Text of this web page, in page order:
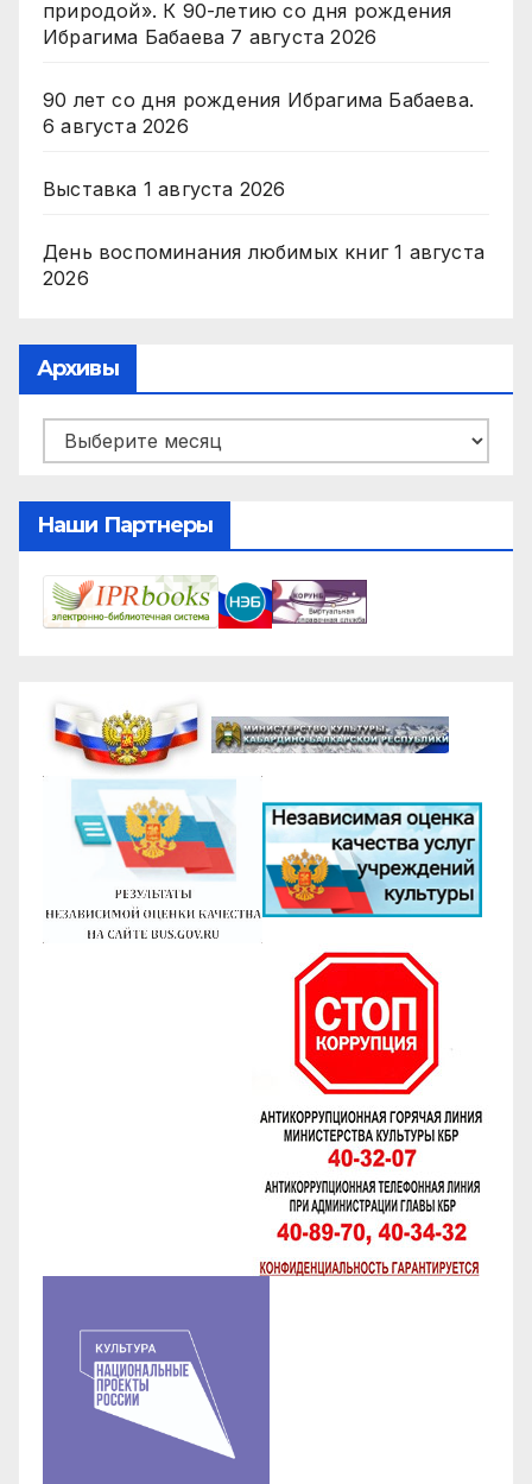
природой». К 90-летию со дня рождения
Ибрагима Бабаева 7 августа 2026
90 лет со дня рождения Ибрагима Бабаева.
6 августа 2026
Выставка 1 августа 2026
День воспоминания любимых книг 1 августа
2026
Архивы
Архивы
Наши Партнеры